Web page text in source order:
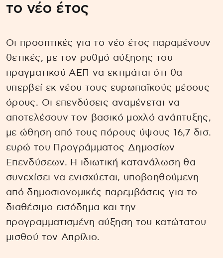
το νέο έτος
Οι προοπτικές για το νέο έτος παραμένουν
θετικές, με τον ρυθμό αύξησης του
πραγματικού ΑΕΠ να εκτιμάται ότι θα
υπερβεί εκ νέου τους ευρωπαϊκούς μέσους
όρους. Οι επενδύσεις αναμένεται να
αποτελέσουν τον βασικό μοχλό ανάπτυξης,
με ώθηση από τους πόρους ύψους 16,7 δισ.
ευρώ του Προγράμματος Δημοσίων
Επενδύσεων. Η ιδιωτική κατανάλωση θα
συνεχίσει να ενισχύεται, υποβοηθούμενη
από δημοσιονομικές παρεμβάσεις για το
διαθέσιμο εισόδημα και την
προγραμματισμένη αύξηση του κατώτατου
μισθού τον Απρίλιο.